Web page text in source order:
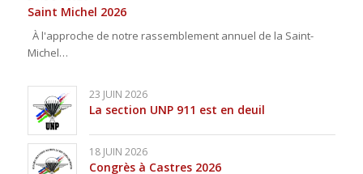
Saint Michel 2026
À l'approche de notre rassemblement annuel de la Saint-
Michel…
23 JUIN 2026
La section UNP 911 est en deuil
18 JUIN 2026
Congrès à Castres 2026